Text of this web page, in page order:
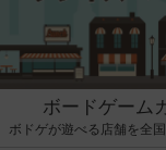
ボードゲーム
ボドゲが遊べる店舗を全